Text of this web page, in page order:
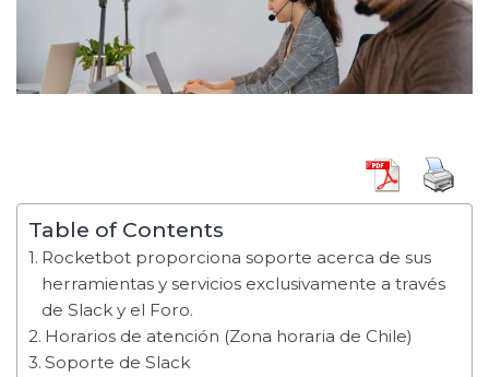
Table of Contents
Rocketbot proporciona soporte acerca de sus
herramientas y servicios exclusivamente a través
de Slack y el Foro.
Horarios de atención (Zona horaria de Chile)
Soporte de Slack